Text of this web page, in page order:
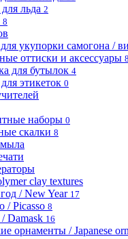
льда 2
8
укупорки самогона /
оттиски и аксессуары 8
для бутылок 4
этикеток 0
наборы 0
скалки 8
clay textures
/ New Year 17
/ Picasso 8
Damask 16
орнаменты / Japanese